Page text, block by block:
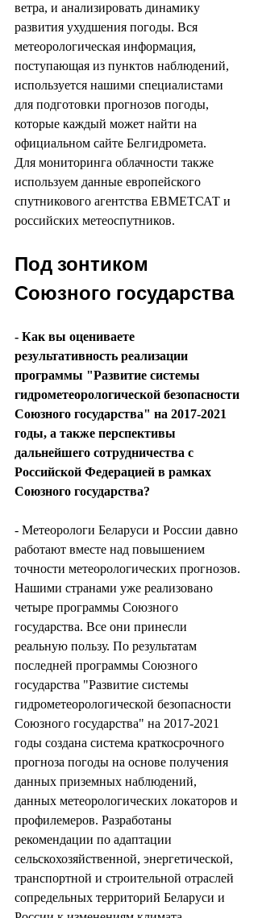
ветра, и анализировать динамику
развития ухудшения погоды. Вся
метеорологическая информация,
поступающая из пунктов наблюдений,
используется нашими специалистами
для подготовки прогнозов погоды,
которые каждый может найти на
официальном сайте Белгидромета.
Для мониторинга облачности также
используем данные европейского
спутникового агентства ЕВМЕТСАТ и
российских метеоспутников.
Под зонтиком
Союзного государства
- Как вы оцениваете
результативность реализации
программы "Развитие системы
гидрометеорологической безопасности
Союзного государства" на 2017-2021
годы, а также перспективы
дальнейшего сотрудничества с
Российской Федерацией в рамках
Союзного государства?
- Метеорологи Беларуси и России давно
работают вместе над повышением
точности метеорологических прогнозов.
Нашими странами уже реализовано
четыре программы Союзного
государства. Все они принесли
реальную пользу. По результатам
последней программы Союзного
государства "Развитие системы
гидрометеорологической безопасности
Союзного государства" на 2017-2021
годы создана система краткосрочного
прогноза погоды на основе получения
данных приземных наблюдений,
данных метеорологических локаторов и
профилемеров. Разработаны
рекомендации по адаптации
сельскохозяйственной, энергетической,
транспортной и строительной отраслей
сопредельных территорий Беларуси и